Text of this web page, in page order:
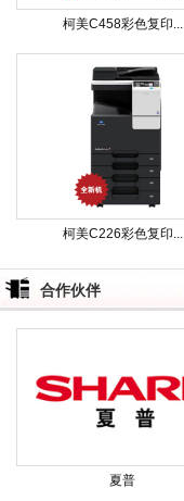
柯美C458彩色复印...
柯美C226彩色复印...
合作伙伴
夏普